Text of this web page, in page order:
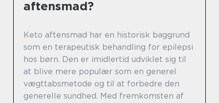
aftensmad?
Keto aftensmad har en historisk baggrund
som en terapeutisk behandling for epilepsi
hos børn. Den er imidlertid udviklet sig til
at blive mere populær som en generel
vægttabsmetode og til at forbedre den
generelle sundhed. Med fremkomsten af